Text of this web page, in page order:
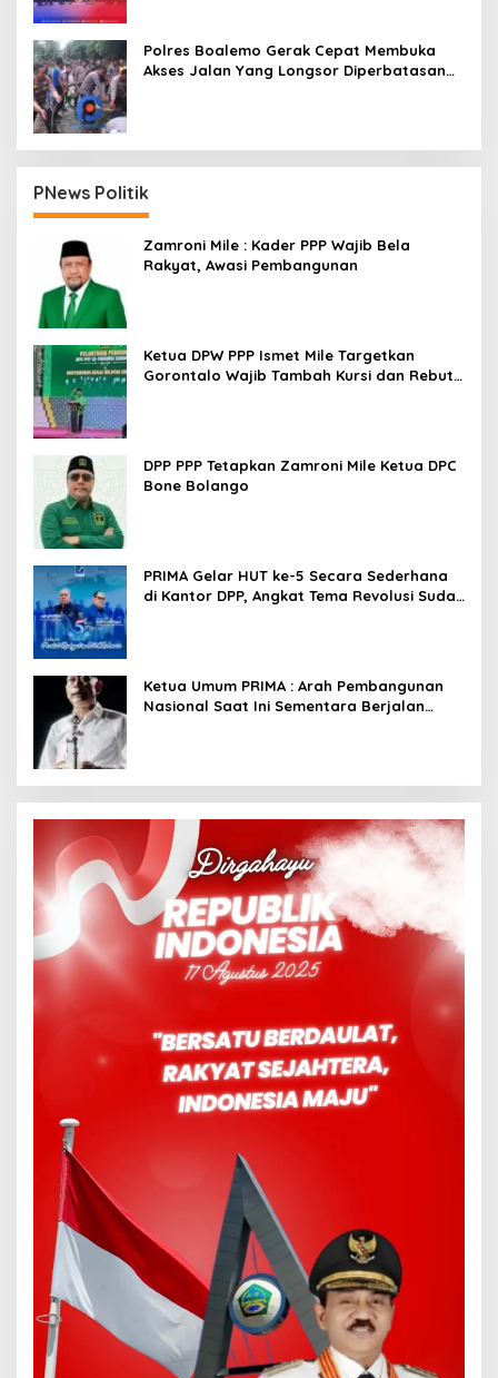
Polres Boalemo Gerak Cepat Membuka
Akses Jalan Yang Longsor Diperbatasan
PNews Politik
Zamroni Mile : Kader PPP Wajib Bela
Rakyat, Awasi Pembangunan
Ketua DPW PPP Ismet Mile Targetkan
Gorontalo Wajib Tambah Kursi dan Rebut
DPP PPP Tetapkan Zamroni Mile Ketua DPC
Bone Bolango
PRIMA Gelar HUT ke-5 Secara Sederhana
di Kantor DPP, Angkat Tema Revolusi Sudah
Ketua Umum PRIMA : Arah Pembangunan
Nasional Saat Ini Sementara Berjalan